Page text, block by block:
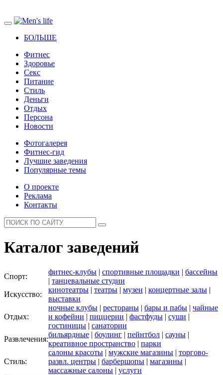
БОЛЬШЕ
Фитнес
Здоровье
Секс
Питание
Стиль
Деньги
Отдых
Персона
Новости
Фотогалерея
Фитнес-гид
Лучшие заведения
Популярные темы
О проекте
Реклама
Контакты
Каталог заведений
Спорт:
фитнес-клубы | спортивные площадки | бассейны
| танцевальные студии
Искусство:
кинотеатры | театры | музеи | концертные залы |
выставки
Отдых:
ночные клубы | рестораны | бары и пабы | чайные
и кофейни | пиццерии | фастфуды | суши |
гостиницы | санатории
Развлечения:
бильярдные | боулинг | пейнтбол | сауны |
креативное пространство | парки
Стиль:
салоны красоты | мужские магазины | торгово-
развл. центры | барбершопы | магазины |
массажные салоны | услуги